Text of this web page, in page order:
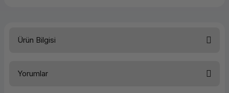
Ürün Bilgisi
Yorumlar